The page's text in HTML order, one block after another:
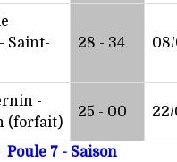
Saint-
28 - 34
-
(forfait)
25 - 00
7 - Saison